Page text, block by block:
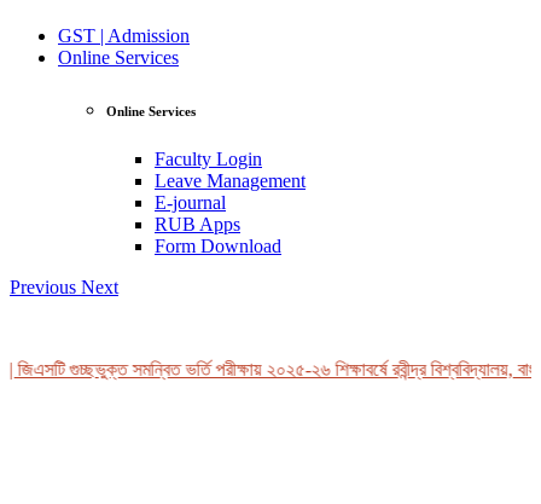
GST | Admission
Online Services
Online Services
Faculty Login
Leave Management
E-journal
RUB Apps
Form Download
Previous Next
গুচ্ছভুক্ত সমন্বিত ভর্তি পরীক্ষায় ২০২৫-২৬ শিক্ষাবর্ষে রবীন্দ্র বিশ্ববিদ্যালয়,